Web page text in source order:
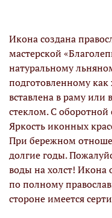
Икона создана
мастерской
натуральному
подготовленному
вставлена в раму
стеклом. С оборотной
Яркость иконных
При бережном
долгие годы.
воды на холст! Икона
по полному
стороне имеется